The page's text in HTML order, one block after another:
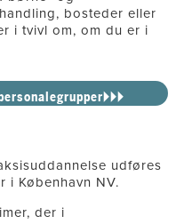
bosteder eller
i tvivl om, om du er i
udføres
i København NV.
der i